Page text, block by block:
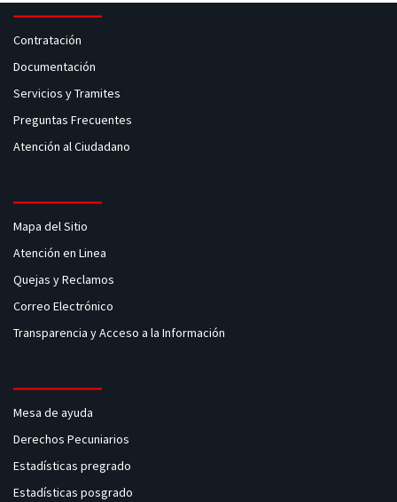
Contratación
Documentación
Servicios y Tramites
Preguntas Frecuentes
Atención al Ciudadano
Mapa del Sitio
Atención en Linea
Quejas y Reclamos
Correo Electrónico
Transparencia y Acceso a la Información
Mesa de ayuda
Derechos Pecuniarios
Estadísticas pregrado
Estadísticas posgrado